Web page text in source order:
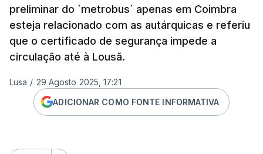
preliminar do `metrobus` apenas em Coimbra
esteja relacionado com as autárquicas e referiu
que o certificado de segurança impede a
circulação até à Lousã.
Lusa / 29 Agosto 2025, 17:21
ADICIONAR COMO FONTE INFORMATIVA